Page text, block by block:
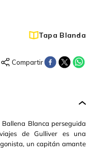
Tapa Blanda
Blanca perseguida
de Gulliver es una
un capitán amante